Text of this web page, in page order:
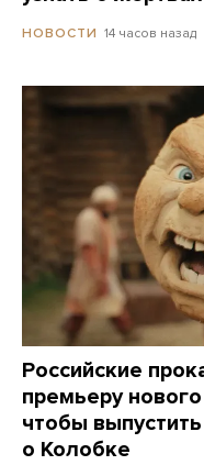
НОВОСТИ 14 часов назад
Российские
премьеру
чтобы
о Колобке